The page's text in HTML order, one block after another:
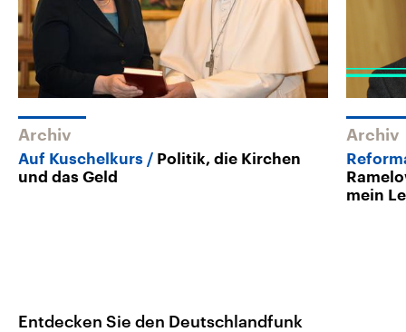
Archiv
Auf Kuschelkurs
Politik, die Kirchen
und das Geld
Archiv
mein
Entdecken Sie den Deutschlandfunk